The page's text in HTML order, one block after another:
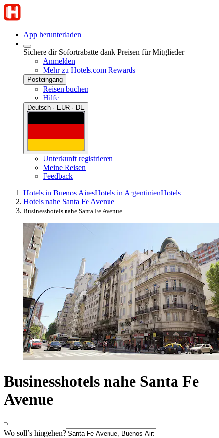
App herunterladen
Sichere dir Sofortrabatte dank Preisen für Mitglieder
Anmelden
Mehr zu Hotels.com Rewards
Posteingang
Reisen buchen
Hilfe
Deutsch · EUR · DE
Unterkunft registrieren
Meine Reisen
Feedback
Hotels in Buenos AiresHotels in ArgentinienHotels
Hotels nahe Santa Fe Avenue
Businesshotels nahe Santa Fe Avenue
Businesshotels nahe Santa Fe
Avenue
Wo soll’s hingehen?